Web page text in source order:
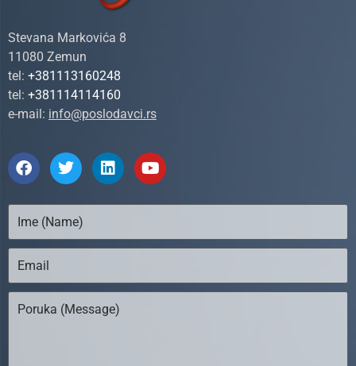
Stevana Markovića 8
11080 Zemun
tel: +381113160248
tel: +381114114160
e-mail: info@poslodavci.rs